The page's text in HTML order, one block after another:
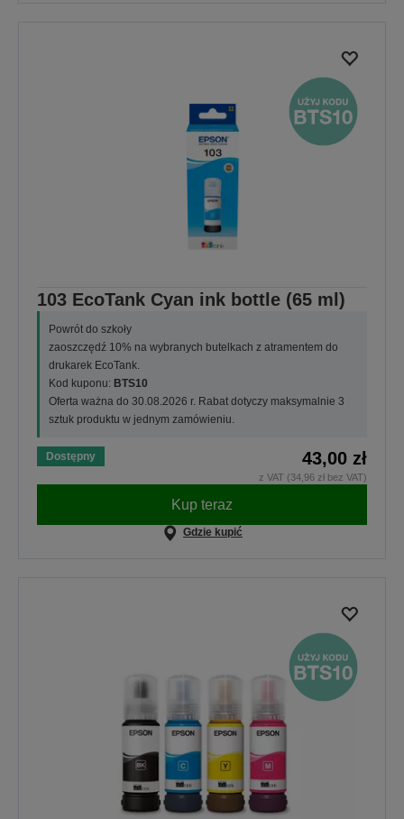
103 EcoTank Cyan ink bottle (65 ml)
Powrót do szkoły
zaoszczędź 10% na wybranych butelkach z atramentem do
drukarek EcoTank.
Kod kuponu: BTS10
Oferta ważna do 30.08.2026 r. Rabat dotyczy maksymalnie 3
sztuk produktu w jednym zamówieniu.
Dostępny 43,00 zł
z VAT (34,96 zł bez VAT)
Kup teraz
Gdzie kupić